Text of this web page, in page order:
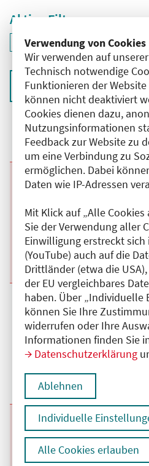
Verwendung von Cookies
Wir verwenden auf
Technisch notwendige
Funktionieren der
können nicht deaktiviert
Cookies dienen dazu,
Nutzungsinformationen
Feedback zur Website zu
um eine Verbindung zu
ermöglichen. Dabei
Daten wie IP-Adressen
Mit Klick auf „Alle
Sie der Verwendung aller
Einwilligung erstreckt sich
(YouTube) auch auf die
Drittländer (etwa die
der EU vergleichbares
haben. Über „Individuelle
können Sie Ihre
widerrufen oder Ihre
Informationen finden Sie
Datenschutzerklärung
Ablehnen
Individuelle
Alle Cookies erlauben
Aktive Filter
Filter
ID: ANT-2601304
deaktivieren und
Sortieren nach
Beginn:
06.10.2026 Ende und
-06.10.2026 ,
Unfallchirurgie und
Veranstaltungsort:
Vivantes Klinikum
13585 Berlin
Kategorie:A
Fortbildungspunkte:1
Details anzeigen
Beginn:
03.11.2026Ende und
-03.11.2026,
Veranstaltungstitel:
Dienstagsfortbildungen
Unfallchirurgie und
Veranstaltungsort:
Vivantes Klinikum
13585 Berlin
Kategorie:A
Fortbildungspunkte:
Details anzeigen
Beginn:
01.12.2026Ende und
-01.12.2026,
Veranstaltungstitel:
Dienstagsfortbildungen
Unfallchirurgie und
Veranstaltungsort:
Vivantes Klinikum